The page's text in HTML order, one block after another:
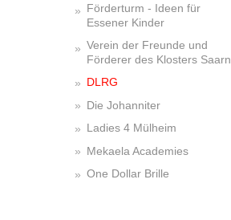
Förderturm - Ideen für
Essener Kinder
Verein der Freunde und
Förderer des Klosters Saarn
DLRG
Die Johanniter
Ladies 4 Mülheim
Mekaela Academies
One Dollar Brille